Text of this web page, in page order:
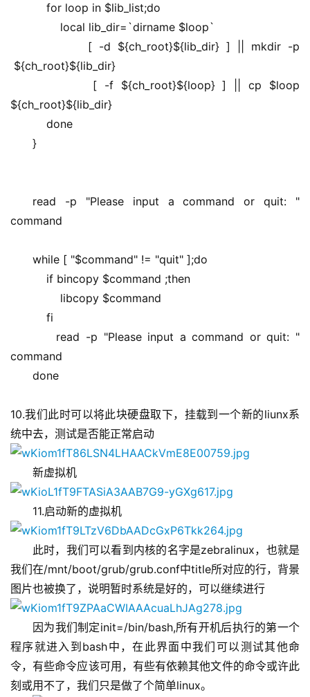
for loop in $lib_list;do
local lib_dir=`dirname $loop`
[ -d ${ch_root}${lib_dir} ] || mkdir -p
${ch_root}${lib_dir}
[ -f ${ch_root}${loop} ] || cp $loop
${ch_root}${lib_dir}
done
}
read -p "Please input a command or quit: "
command
while [ "$command" != "quit" ];do
if bincopy $command ;then
libcopy $command
fi
read -p "Please input a command or quit: "
command
done
10.我们此时可以将此块硬盘取下，挂载到一个新的liunx系
统中去，测试是否能正常启动
新虚拟机
11.启动新的虚拟机
此时，我们可以看到内核的名字是zebralinux，也就是
我们在/mnt/boot/grub/grub.conf中title所对应的行，背景
图片也被换了，说明暂时系统是好的，可以继续进行
因为我们制定init=/bin/bash,所有开机后执行的第一个
程序就进入到bash中，在此界面中我们可以测试其他命
令，有些命令应该可用，有些有依赖其他文件的命令或许此
刻或用不了，我们只是做了个简单linux。